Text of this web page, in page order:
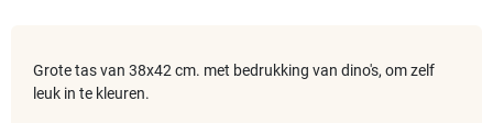
Grote tas van 38x42 cm. met bedrukking van dino's, om zelf
leuk in te kleuren.